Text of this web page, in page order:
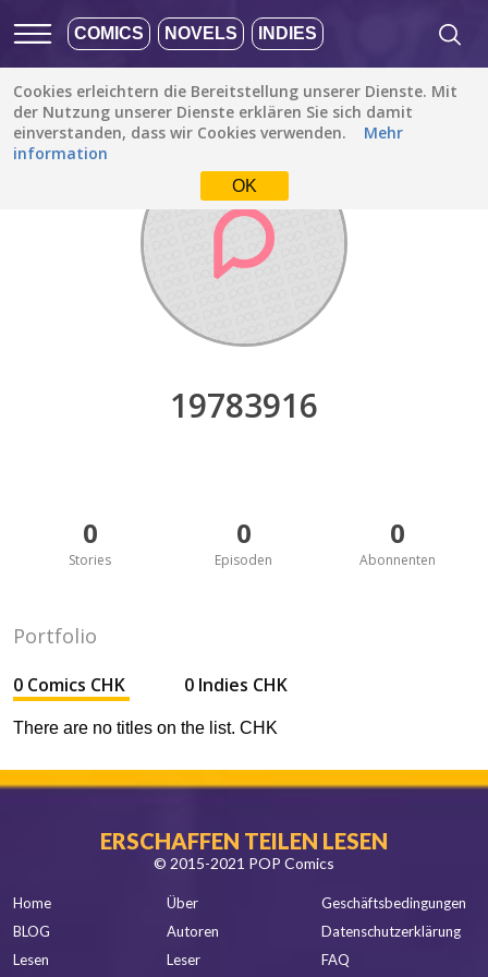
COMICS NOVELS INDIES
Cookies erleichtern die Bereitstellung unserer Dienste. Mit
der Nutzung unserer Dienste erklären Sie sich damit
einverstanden, dass wir Cookies verwenden.
Mehr
information
OK
Entdecken / 19783916
19783916
0
Stories
0
Episoden
0
Abonnenten
Portfolio
0 Comics CHK 0 Indies CHK
There are no titles on the list. CHK
ERSCHAFFEN TEILEN LESEN
© 2015-2021 POP Comics
Home
BLOG
Lesen
Über
Autoren
Leser
Geschäftsbedingungen
Datenschutzerklärung
FAQ